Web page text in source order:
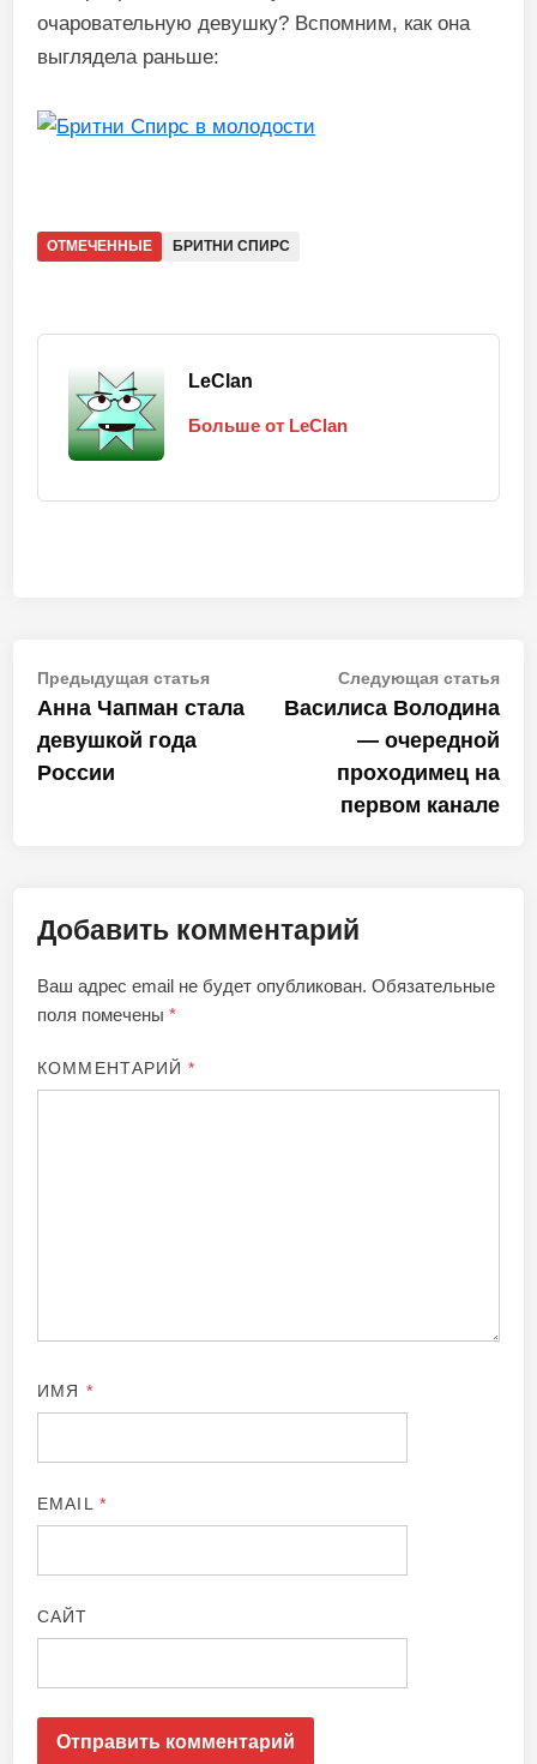
очаровательную девушку? Вспомним, как она
выглядела раньше:
ОТМЕЧЕННЫЕ БРИТНИ СПИРС
LeClan
Больше от LeClan
Навигация
по
записям
Предыдущая статьяПредыдущая
статья:
Анна Чапман стала
девушкой года
России
Следующая статья
Василиса Володина
— очередной
проходимец на
первом канале
Добавить комментарий
Ваш адрес email не будет опубликован. Обязательные
поля помечены*
КОММЕНТАРИЙ*
ИМЯ *
EMAIL *
САЙТ